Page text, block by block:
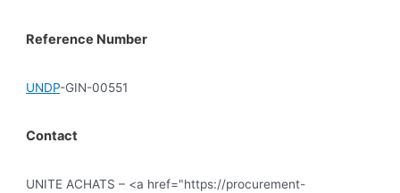
Reference Number
UNDP-GIN-00551
Contact
UNITE ACHATS – <a href="https://procurement-